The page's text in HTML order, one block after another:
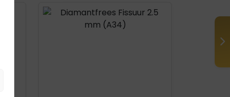
Product openen